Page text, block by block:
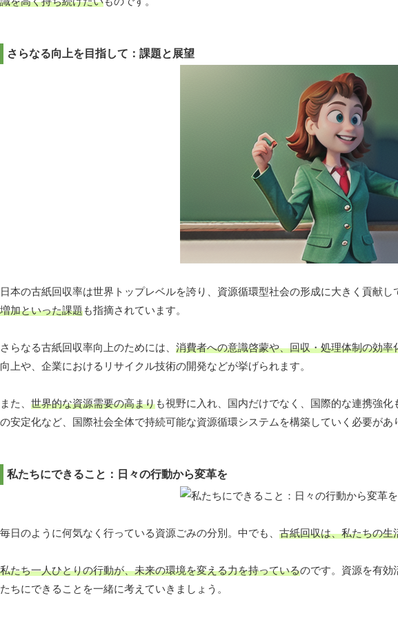
さらなる向上を目指して：課題と展望
日本の古紙回収率は世界トップレベルを誇り、資源循環型社会の形成に大きく貢献し
増加といった課題も指摘されています。
さらなる古紙回収率向上のためには、 消費者への意識啓蒙や、回収・処理体制の効率
向上や、企業におけるリサイクル技術の開発などが挙げられます。
また、 世界的な資源需要の高まりも視野に入れ、国内だけでなく、国際的な連携強
の安定化など、国際社会全体で持続可能な資源循環システムを構築していく必要があ
私たちにできること：日々の行動から変革を
毎日のように何気なく行っている資源ごみの分別。中でも、 古紙回収は、私たちの生
私たち一人ひとりの行動が、未来の環境を変える力を持っているのです。資源を有効
たちにできることを一緒に考えていきましょう。